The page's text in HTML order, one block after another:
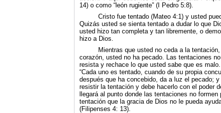
14) o como “león rugiente” (I Pedro 5:8).
Cristo fue tentado (Mateo 4:1) y usted
Qui­zás usted se sienta tentado a dudar lo que
usted hizo tan completa y tan libremente, o
hizo a Dios.
Mientras que usted no ceda a la
corazón, usted no ha pecado. Las tentaciones
resista y rechace lo que usted sabe que es
“Cada uno es tentado, cuando de su propia
después que ha concebido, da a luz el pecado;
resistir la tentación y debe hacerlo con el poder
llegará al punto donde las tentaciones no
tentación que la gracia de Dios no le pueda
(Filipenses 4: 13).